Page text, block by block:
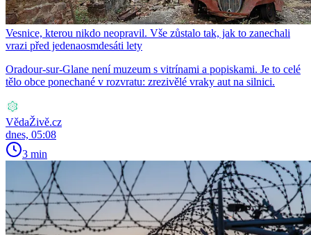
Vesnice, kterou nikdo neopravil. Vše zůstalo tak, jak to zanechali
vrazi před jedenaosmdesáti lety
Oradour-sur-Glane není muzeum s vitrínami a popiskami. Je to celé
tělo obce ponechané v rozvratu: zrezivělé vraky aut na silnici.
VědaŽivě.cz
dnes, 05:08
3 min